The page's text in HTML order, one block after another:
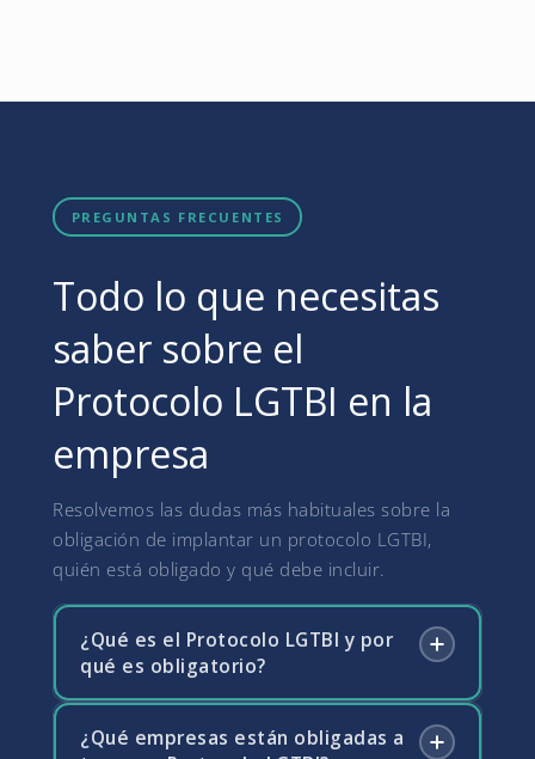
PREGUNTAS FRECUENTES
Todo lo que necesitas
saber sobre el
Protocolo LGTBI en la
empresa
Resolvemos las dudas más habituales sobre la
obligación de implantar un protocolo LGTBI,
quién está obligado y qué debe incluir.
¿Qué es el Protocolo LGTBI y por
qué es obligatorio?
El Protocolo LGTBI es el conjunto de medidas
¿Qué empresas están obligadas a